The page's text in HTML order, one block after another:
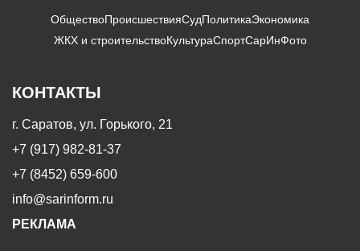
ОбществоПроисшествияСудПолитикаЭкономика
ЖКХ и строительствоКультураСпортСарИнФото
КОНТАКТЫ
г. Саратов, ул. Горького, 21
+7 (917) 982-81-37
+7 (8452) 659-600
info@sarinform.ru
РЕКЛАМА